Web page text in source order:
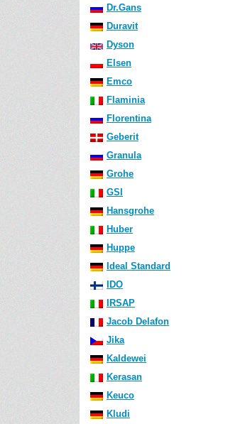
Dr.Gans
Duravit
Dyson
Elsen
Emco
Flaminia
Florentina
Geberit
Granula
Grohe
GSI
Hansgrohe
Huber
Huppe
Ideal Standard
IDO
IRSAP
Jacob Delafon
Jika
Kaldewei
Kerasan
Keuco
Kludi